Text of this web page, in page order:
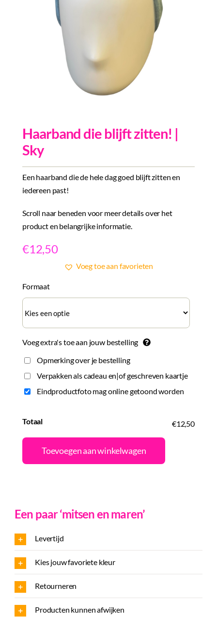
Relatiegeschenken
Inloggen
Overige
Haarband die blijft zitten! |
Sky
Een haarband die de hele dag goed blijft zitten en
iedereen past!
Scroll naar beneden voor meer details over het
product en belangrijke informatie.
€12,50
Voeg toe aan favorieten
Formaat
Voeg extra's toe aan jouw bestelling
Opmerking over je bestelling
Verpakken als cadeau en|of geschreven kaartje
Eindproductfoto mag online getoond worden
Totaal €12,50
Toevoegen aan winkelwagen
Een paar ‘mitsen en maren’
Levertijd
Kies jouw favoriete kleur
Retourneren
Producten kunnen afwijken